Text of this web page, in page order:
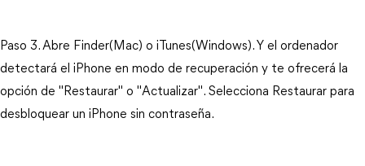
Paso 3. Abre Finder(Mac) o iTunes(Windows). Y el ordenador
detectará el iPhone en modo de recuperación y te ofrecerá la
opción de "Restaurar" o "Actualizar". Selecciona Restaurar para
desbloquear un iPhone sin contraseña.